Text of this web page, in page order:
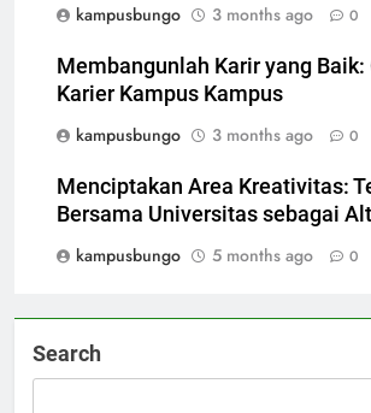
kampusbungo
3 months ago 0
Membangunlah Karir yang Baik:
Karier Kampus Kampus
kampusbungo
3 months ago 0
Menciptakan Area Kreativitas:
Bersama Universitas sebagai
kampusbungo
5 months ago 0
Search